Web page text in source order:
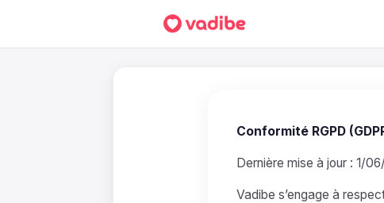
Conformité RGPD
Dernière mise à jour : 1/
Vadibe s’engage à